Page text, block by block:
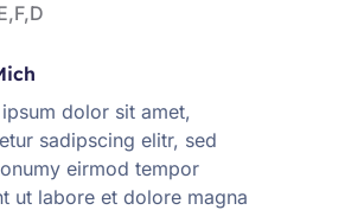
dolor sit amet,
sadipscing elitr, sed
eirmod tempor
ut labore et dolore magna